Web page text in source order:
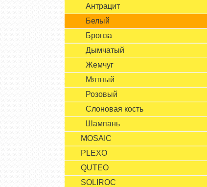
Антрацит
Белый
Бронза
Дымчатый
Жемчуг
Мятный
Розовый
Слоновая кость
Шампань
MOSAIC
PLEXO
QUTEO
SOLIROC